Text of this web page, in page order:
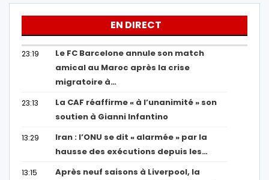
EN DIRECT
23:19
Le FC Barcelone annule son match
amical au Maroc après la crise
migratoire à…
23:13
La CAF réaffirme « à l’unanimité » son
soutien à Gianni Infantino
13:29
Iran : l’ONU se dit « alarmée » par la
hausse des exécutions depuis les…
13:15
Après neuf saisons à Liverpool, la